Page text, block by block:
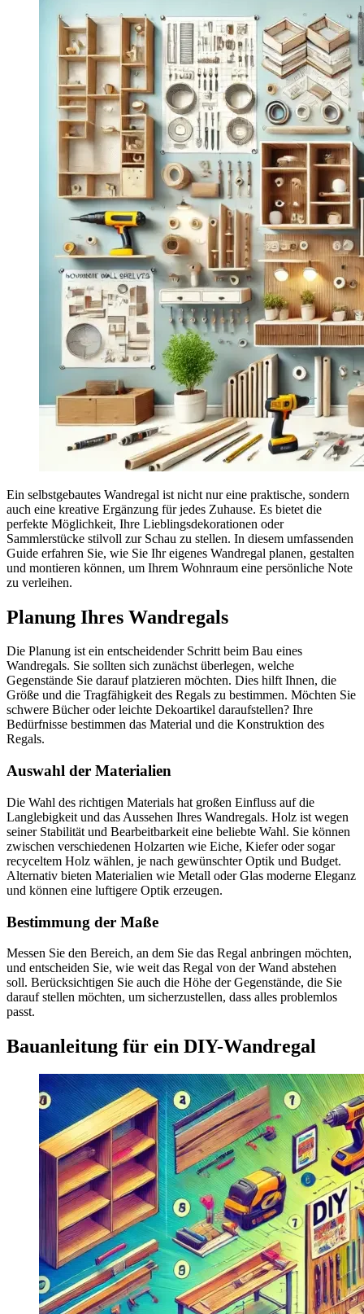
Ein selbstgebautes Wandregal ist nicht nur eine praktische, sondern
auch eine kreative Ergänzung für jedes Zuhause. Es bietet die
perfekte Möglichkeit, Ihre Lieblingsdekorationen oder
Sammlerstücke stilvoll zur Schau zu stellen. In diesem umfassenden
Guide erfahren Sie, wie Sie Ihr eigenes Wandregal planen, gestalten
und montieren können, um Ihrem Wohnraum eine persönliche Note
zu verleihen.
Planung Ihres Wandregals
Die Planung ist ein entscheidender Schritt beim Bau eines
Wandregals. Sie sollten sich zunächst überlegen, welche
Gegenstände Sie darauf platzieren möchten. Dies hilft Ihnen, die
Größe und die Tragfähigkeit des Regals zu bestimmen. Möchten Sie
schwere Bücher oder leichte Dekoartikel daraufstellen? Ihre
Bedürfnisse bestimmen das Material und die Konstruktion des
Regals.
Auswahl der Materialien
Die Wahl des richtigen Materials hat großen Einfluss auf die
Langlebigkeit und das Aussehen Ihres Wandregals. Holz ist wegen
seiner Stabilität und Bearbeitbarkeit eine beliebte Wahl. Sie können
zwischen verschiedenen Holzarten wie Eiche, Kiefer oder sogar
recyceltem Holz wählen, je nach gewünschter Optik und Budget.
Alternativ bieten Materialien wie Metall oder Glas moderne Eleganz
und können eine luftigere Optik erzeugen.
Bestimmung der Maße
Messen Sie den Bereich, an dem Sie das Regal anbringen möchten,
und entscheiden Sie, wie weit das Regal von der Wand abstehen
soll. Berücksichtigen Sie auch die Höhe der Gegenstände, die Sie
darauf stellen möchten, um sicherzustellen, dass alles problemlos
passt.
Bauanleitung für ein DIY-Wandregal